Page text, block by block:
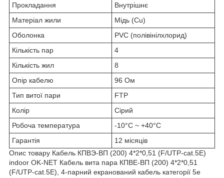
Прокладання
Внутрішнє
Матеріал жили
Мідь (Cu)
Оболонка
PVC (полівінілхлорид)
Кількість пар
4
Кількість жил
8
Опір кабелю
96 Ом
Тип витої пари
FTP
Колір
Сірий
Робоча температура
-10°C ~ +40°C
Гарантія
12 місяців
Опис товару Кабель КПВЭ-ВП (200) 4*2*0,51 (F/UTP-cat.5Е)
indoor OK-NET Кабель вита пара КПВЕ-ВП (200) 4*2*0,51
(F/UTP-cat.5Е), 4-парний екранований кабель категорії 5е